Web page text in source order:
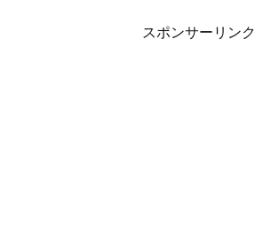
スポンサーリンク